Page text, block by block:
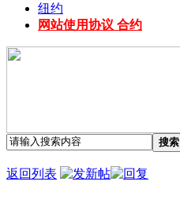
纽约
网站使用协议 合约
搜索
返回列表